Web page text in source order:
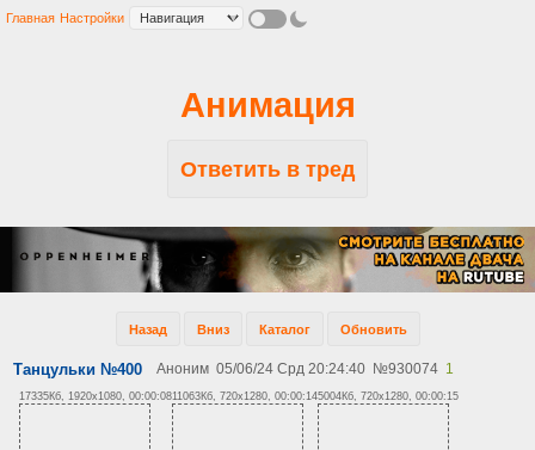
Главная Настройки
Анимация
Ответить в тред
Назад Вниз Каталог Обновить
Танцульки №400 Аноним 05/06/24 Срд 20:24:40 №930074 1
17335Кб, 1920x1080, 00:00:0811063Кб, 720x1280, 00:00:145004Кб, 720x1280, 00:00:15